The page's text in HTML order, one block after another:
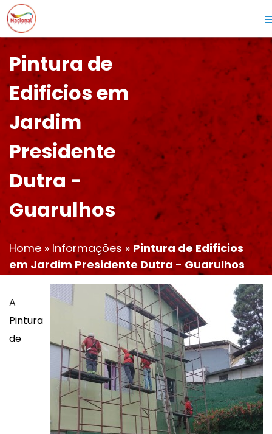
Pintura de
Edificios em
Jardim
Presidente
Dutra -
Guarulhos
Home » Informações » Pintura de Edificios
em Jardim Presidente Dutra - Guarulhos
A
Pintura
de